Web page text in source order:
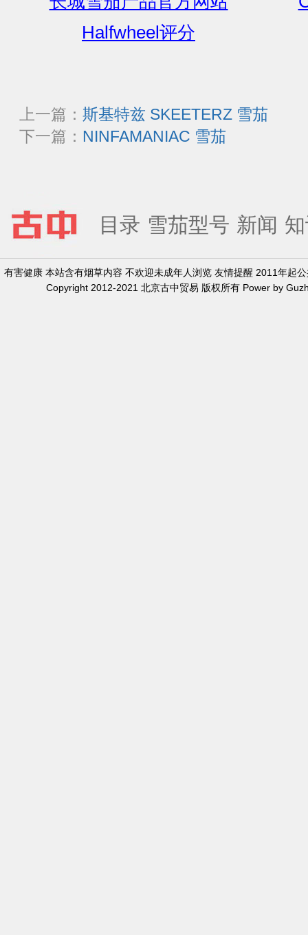
Halfwheel评分
上一篇： 斯基特兹 SKEETERZ 雪茄
下一篇： NINFAMANIAC 雪茄
目录 雪茄型号 新闻
有害健康 本站含有烟草内容 不欢迎未成年人浏览 友情提醒 2011年起
Copyright 2012-2021 北京古中贸易 版权所有 Power by